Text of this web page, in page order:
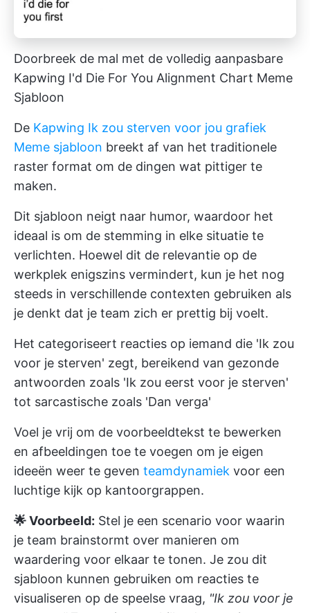
Doorbreek de mal met de volledig aanpasbare
Kapwing I'd Die For You Alignment Chart Meme
Sjabloon
De Kapwing Ik zou sterven voor jou grafiek
Meme sjabloon breekt af van het traditionele
raster format om de dingen wat pittiger te
maken.
Dit sjabloon neigt naar humor, waardoor het
ideaal is om de stemming in elke situatie te
verlichten. Hoewel dit de relevantie op de
werkplek enigszins vermindert, kun je het nog
steeds in verschillende contexten gebruiken als
je denkt dat je team zich er prettig bij voelt.
Het categoriseert reacties op iemand die 'Ik zou
voor je sterven' zegt, bereikend van gezonde
antwoorden zoals 'Ik zou eerst voor je sterven'
tot sarcastische zoals 'Dan verga'
Voel je vrij om de voorbeeldtekst te bewerken
en afbeeldingen toe te voegen om je eigen
ideeën weer te geven teamdynamiek voor een
luchtige kijk op kantoorgrappen.
🌟 Voorbeeld: Stel je een scenario voor waarin
je team brainstormt over manieren om
waardering voor elkaar te tonen. Je zou dit
sjabloon kunnen gebruiken om reacties te
visualiseren op de speelse vraag, "Ik zou voor je